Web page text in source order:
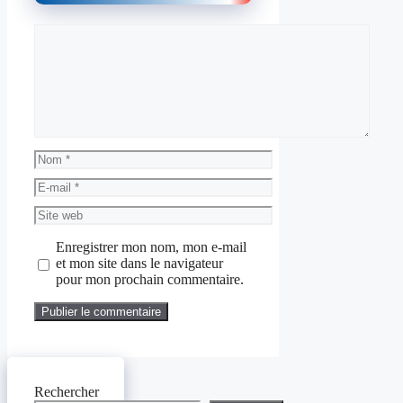
Nom
E-
mail
Site
web
Enregistrer mon nom, mon e-mail
et mon site dans le navigateur
pour mon prochain commentaire.
Rechercher